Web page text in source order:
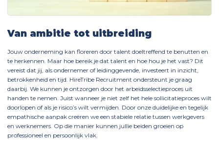
Van ambitie tot uitbreiding
Jouw onderneming kan floreren door talent doeltreffend te benutten en
te herkennen. Maar hoe bereik je dat talent en hoe hou je het vast? Dit
vereist dat jij, als ondernemer of leidinggevende, investeert in inzicht,
betrokkenheid en tijd. HireTribe Recruitment ondersteunt je graag
daarbij. We kunnen je ontzorgen door het arbeidsselectieproces uit
handen te nemen. Juist wanneer je niet zelf het hele sollicitatieproces wilt
doorlopen of als je risico’s wilt vermijden. Door onze duidelijke en tegelijk
empathische aanpak creëren we een stabiele relatie tussen werkgevers
en werknemers. Op die manier kunnen jullie beiden groeien op
professioneel en persoonlijk vlak.